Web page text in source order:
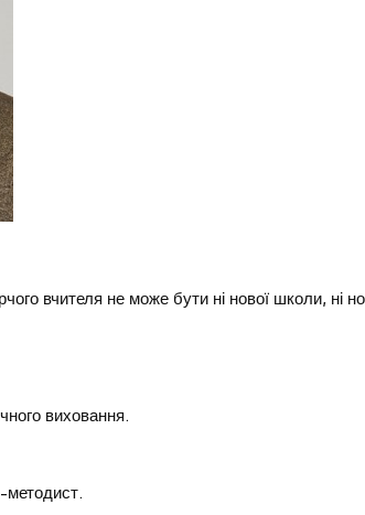
вчителя не може бути ні нової школи, ні
35 років.
фізичного виховання.
вища.
методист.